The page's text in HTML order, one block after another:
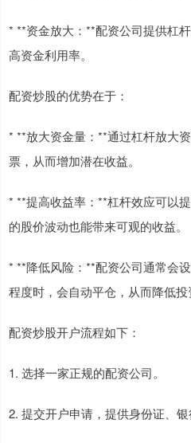
* **资金放大：**配资公司提供杠
高资金利用率。
配资炒股的优势在于：
* **放大资金量：**通过杠杆放大
票，从而增加潜在收益。
* **提高收益率：**杠杆效应可以
的股价波动也能带来可观的收益。
* **降低风险：**配资公司通常会
程度时，会自动平仓，从而降低投
配资炒股开户流程如下：
1. 选择一家正规的配资公司。
2. 提交开户申请，提供身份证、银